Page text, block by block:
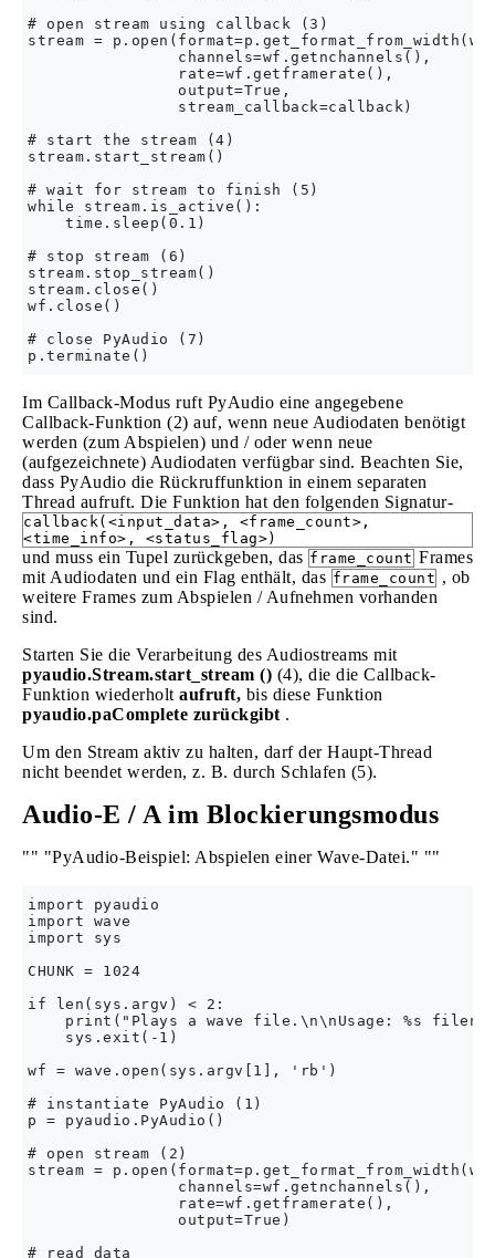
# open stream using callback (3)
stream =
                channels=wf.getnchannels(),
                rate=wf.getframerate(),
                output=True,
                stream_callback=callback)
# start the stream (4)
stream.start_stream()
# wait for stream to finish (5)
while stream.is_active():
    time.sleep(0.1)
# stop stream (6)
stream.stop_stream()
stream.close()
wf.close()
# close PyAudio (7)
Im Callback-Modus ruft PyAudio eine angegebene
Callback-Funktion (2) auf, wenn neue Audiodaten benötigt
werden (zum Abspielen) und / oder wenn neue
(aufgezeichnete) Audiodaten verfügbar sind. Beachten Sie,
dass PyAudio die Rückruffunktion in einem separaten
Thread aufruft. Die Funktion hat den folgenden Signatur-
callback(<input_data>, <frame_count>,
<time_info>, <status_flag>)
und muss ein Tupel zurückgeben, das frame_count Frames
mit Audiodaten und ein Flag enthält, das frame_count , ob
weitere Frames zum Abspielen / Aufnehmen vorhanden
sind.
Starten Sie die Verarbeitung des Audiostreams mit
pyaudio.Stream.start_stream () (4), die die Callback-
Funktion wiederholt aufruft, bis diese Funktion
pyaudio.paComplete zurückgibt .
Um den Stream aktiv zu halten, darf der Haupt-Thread
nicht beendet werden, z. B. durch Schlafen (5).
Audio-E / A im Blockierungsmodus
"" "PyAudio-Beispiel: Abspielen einer Wave-Datei." ""
import pyaudio
import wave
import sys
CHUNK = 1024
if len(sys.argv) < 2:
print("Plays a wave file.\n\nUsage: %s
    sys.exit(-1)
wf = wave.open(sys.argv[1], 'rb')
# instantiate PyAudio (1)
p = pyaudio.PyAudio()
# open stream (2)
stream =
                channels=wf.getnchannels(),
                rate=wf.getframerate(),
                output=True)
# read data